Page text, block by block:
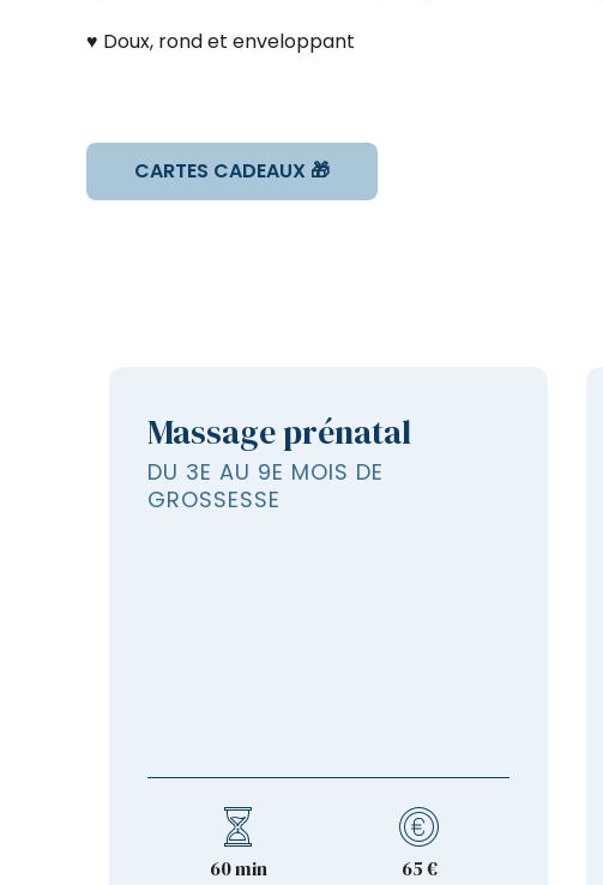
♥ Doux, rond et enveloppant
CARTES CADEAUX 🎁
Massage prénatal
DU 3E AU 9E MOIS DE
GROSSESSE
60 min 65 €